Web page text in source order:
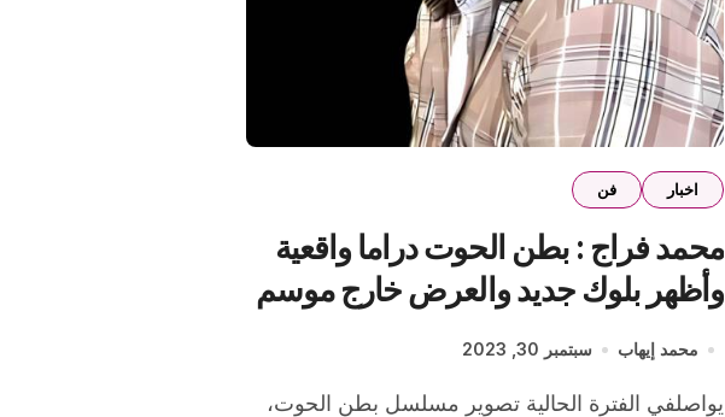
اخبار فن
محمد فراج : بطن الحوت دراما واقعية
وأظهر بلوك جديد والعرض خارج موسم
رمضان
محمد إيهاب سبتمبر 30, 2023
يواصلفي الفترة الحالية تصوير مسلسل بطن الحوت،